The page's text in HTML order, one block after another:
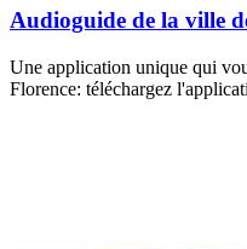
Audioguide de la ville
Une application unique qui
Florence: téléchargez